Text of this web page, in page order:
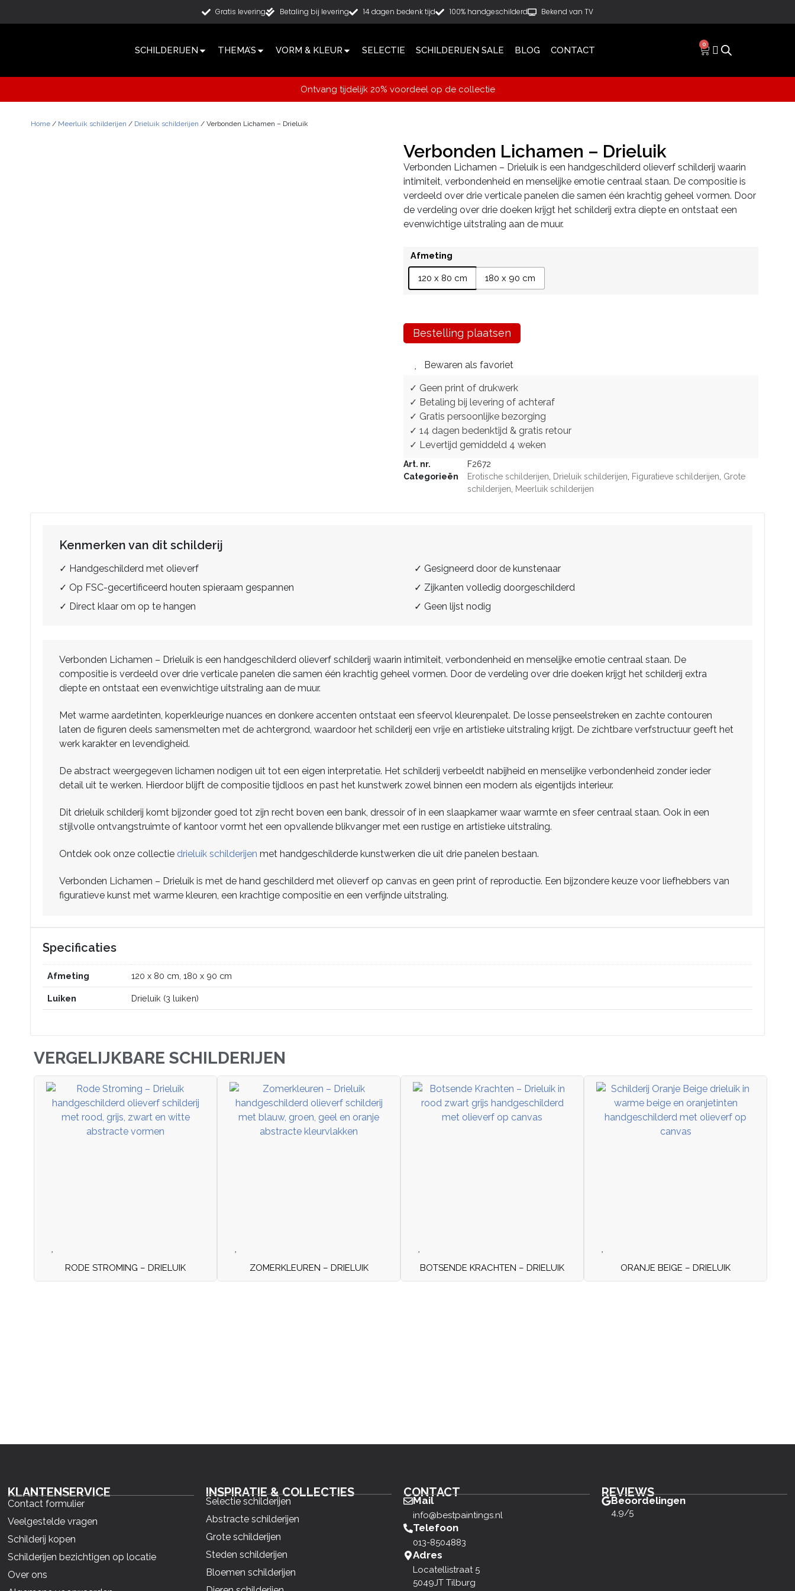
Gratis levering Betaling bij levering 14 dagen bedenk tijd 100% handgeschilderd Bekend van TV
SCHILDERIJEN THEMA’S VORM & KLEUR SELECTIE SCHILDERIJEN SALE BLOG CONTACT
0
Ontvang tijdelijk 20% voordeel op de collectie
Home / Meerluik schilderijen / Drieluik schilderijen / Verbonden Lichamen – Drieluik
Verbonden Lichamen – Drieluik
Verbonden Lichamen – Drieluik is een handgeschilderd olieverf schilderij waarin
intimiteit, verbondenheid en menselijke emotie centraal staan. De compositie is
verdeeld over drie verticale panelen die samen één krachtig geheel vormen. Door
de verdeling over drie doeken krijgt het schilderij extra diepte en ontstaat een
evenwichtige uitstraling aan de muur.
Afmeting
120 x 80 cm 180 x 90 cm
Bestelling plaatsen
Bewaren als favoriet
✓ Geen print of drukwerk
✓ Betaling bij levering of achteraf
✓ Gratis persoonlijke bezorging
✓ 14 dagen bedenktijd & gratis retour
✓ Levertijd gemiddeld 4 weken
Art. nr.
F2672
Categorieën
Erotische schilderijen Drieluik schilderijen Figuratieve schilderijen Grote
schilderijen
Meerluik schilderijen
Kenmerken van dit schilderij
✓ Handgeschilderd met olieverf
✓ Gesigneerd door de kunstenaar
✓ Op FSC-gecertificeerd houten spieraam gespannen
✓ Zijkanten volledig doorgeschilderd
✓ Direct klaar om op te hangen
✓ Geen lijst nodig
Verbonden Lichamen – Drieluik is een handgeschilderd olieverf schilderij waarin intimiteit, verbondenheid en menselijke emotie centraal staan. De
compositie is verdeeld over drie verticale panelen die samen één krachtig geheel vormen. Door de verdeling over drie doeken krijgt het schilderij extra
diepte en ontstaat een evenwichtige uitstraling aan de muur.
Met warme aardetinten, koperkleurige nuances en donkere accenten ontstaat een sfeervol kleurenpalet. De losse penseelstreken en zachte contouren
laten de figuren deels samensmelten met de achtergrond, waardoor het schilderij een vrije en artistieke uitstraling krijgt. De zichtbare verfstructuur geeft het
werk karakter en levendigheid.
De abstract weergegeven lichamen nodigen uit tot een eigen interpretatie. Het schilderij verbeeldt nabijheid en menselijke verbondenheid zonder ieder
detail uit te werken. Hierdoor blijft de compositie tijdloos en past het kunstwerk zowel binnen een modern als eigentijds interieur.
Dit drieluik schilderij komt bijzonder goed tot zijn recht boven een bank, dressoir of in een slaapkamer waar warmte en sfeer centraal staan. Ook in een
stijlvolle ontvangstruimte of kantoor vormt het een opvallende blikvanger met een rustige en artistieke uitstraling.
Ontdek ook onze collectie drieluik schilderijen met handgeschilderde kunstwerken die uit drie panelen bestaan.
Verbonden Lichamen – Drieluik is met de hand geschilderd met olieverf op canvas en geen print of reproductie. Een bijzondere keuze voor liefhebbers van
figuratieve kunst met warme kleuren, een krachtige compositie en een verfijnde uitstraling.
Specificaties
Afmeting 120 x 80 cm, 180 x 90 cm
Luiken Drieluik (3 luiken)
VERGELIJKBARE SCHILDERIJEN
RODE STROMING – DRIELUIK ZOMERKLEUREN – DRIELUIK BOTSENDE KRACHTEN – DRIELUIK ORANJE BEIGE – DRIELUIK
KLANTENSERVICE
Contact formulier
Veelgestelde vragen
Schilderij kopen
Schilderijen bezichtigen op locatie
Over ons
INSPIRATIE & COLLECTIES
Selectie schilderijen
Abstracte schilderijen
Grote schilderijen
Steden schilderijen
Bloemen schilderijen
CONTACT
Mail
info@bestpaintings.nl
Telefoon
013-8504883
Adres
Locatellistraat 5
5049JT Tilburg
REVIEWS
Beoordelingen
4,9/5